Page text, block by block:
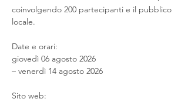
coinvolgendo 200 partecipanti e il pubblico
locale.
Date e orari:
giovedì 06 agosto 2026
– venerdì 14 agosto 2026
Sito web: